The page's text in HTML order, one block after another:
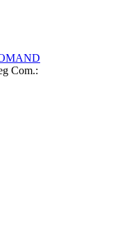
Com.: